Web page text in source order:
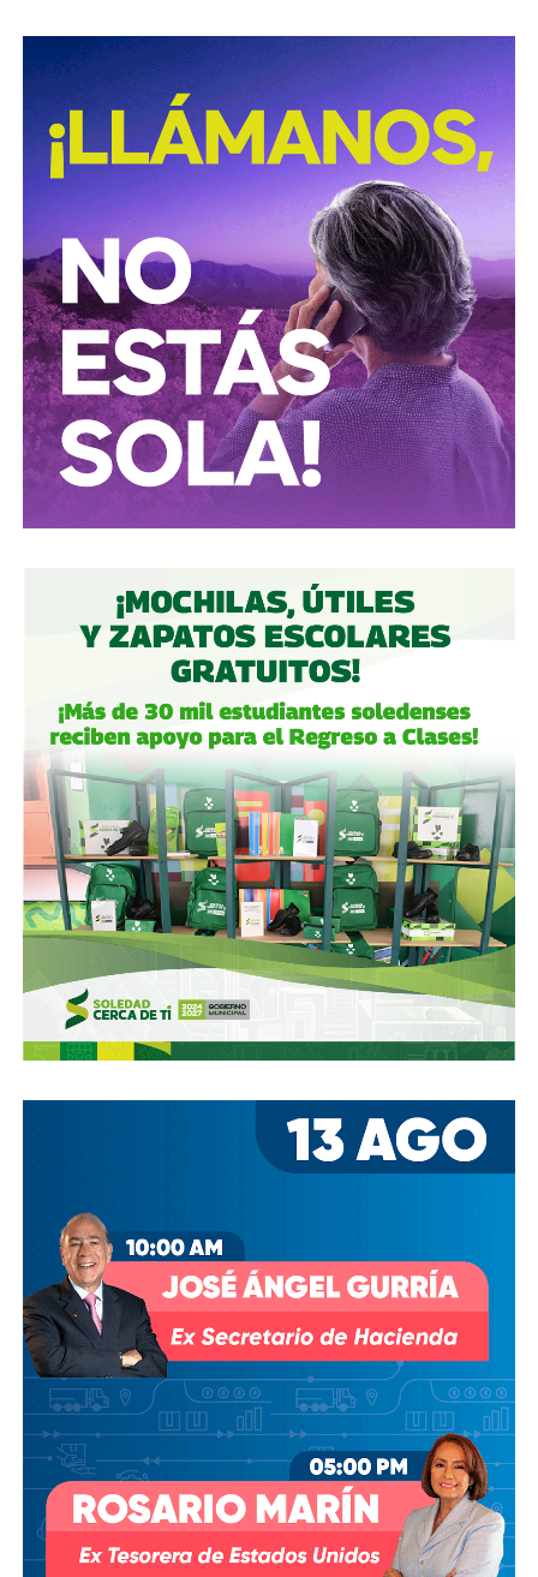
David Martínez es apodado coloquialmente como “El
Fantasma de Wall Street
”, y ha adquirido un poder
inmenso en Latinoamérica, especialmente en Argentina,
donde ha servido como negociador para la deuda nacional
y en 2017, fue considerado por Forbes como el hombre
más rico de dicho país. El regiomontano tiene un historial
documentado de tomar control de empresas en
dificultades financieras a partir de deuda: lo hizo con la
textilera CYDSA en los años 90, con la vidriera Vitro entre
2009 y 2012, y con las ya mencionadas Empresas ICA
desde 2016.
Algo similar realizó en 2020 con
del Centro Norte(OMA), el operador de, entre otros, el
Fintech compró primero acciones especiales que
garantizaban el control de la aeroportuaria y luego
concretó una oferta pública con la que en julio de 2021,
alcanzó el 30.1% de participación económica, suficiente
para mantener el control hasta que lo vendieron a la
francesa Vinci Airports en 2022 (El Economista, dic. 2020
y jul. 2021; Folleto Informativo Definitivo, Bolsa Mexicana
de Valores, may. 2021).
Si bien todos estos empresarios se han aliado en otras
ocasiones (en 2017 ganaron la licitación para construir
el ahora cancelado Aeropuerto de Texcoco),cuando
se otorgó la concesión para la administración de El
Realito, ni Slim ni Martínez ni los copresidentes de
Televisa tenían sus actuales injerencias en Aquos, por
lo que se podría decir que ésta fue heredada, y acabó
dejando el control de la presa en las manos de cuatro de
al menos tres intentos de rescindir o
modificar el contrato se han hecho sin haber
Agua abrió un expediente que no avanzó pese a 350 mil
afectados y una queja de oficio de la Comisión Estatal de
Derechos Humanos; en abril de 2023, el entonces
presidenteAndrés Manuel López Obradorrespondió a
una petición del gobernador Ricardo Gallardo Cardona con
un “a lo mejor se lo cambiamos” que no derivó en ningún
trámite documentado; y desde 2025, la Comisión Nacional
del Agua asegura estar “evaluando” el retiro de la
concesión, hasta el momento, sin resolución.
También lee:Diputada pide poner un alto a la empresa de
El Realito